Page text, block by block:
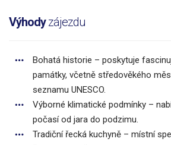
Výhodyzájezdu
Bohatá historie – poskytuje
památky, včetně středověkého
seznamu UNESCO.
Výborné klimatické podmínky –
počasí od jara do podzimu.
Tradiční řecká kuchyně – místní